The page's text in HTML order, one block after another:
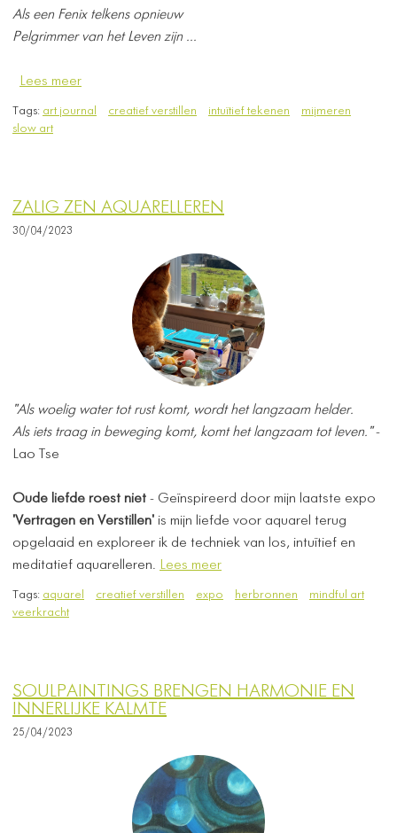
Als een Fenix telkens opnieuw
Pelgrimmer van het Leven zijn ...
Lees meer
Tags: art journal creatief verstillen intuïtief tekenen
mijmeren
slow art
ZALIG ZEN AQUARELLEREN
30/04/2023
"Als woelig water tot rust komt, wordt het langzaam helder.
Als iets traag in beweging komt, komt het langzaam tot leven."-
Lao Tse
Oude liefde roest niet - Geïnspireerd door mijn laatste expo
'Vertragen en Verstillen' is mijn liefde voor aquarel terug
opgelaaid en exploreer ik de techniek van los, intuïtief en
meditatief aquarelleren. Lees meer
Tags: aquarel creatief verstillen expo herbronnen
mindful art
veerkracht
SOULPAINTINGS BRENGEN HARMONIE EN
INNERLIJKE KALMTE
25/04/2023